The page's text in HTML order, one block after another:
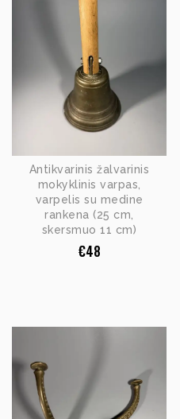
Antikvarinis žalvarinis
mokyklinis varpas,
varpelis su medine
rankena (25 cm,
skersmuo 11 cm)
€48